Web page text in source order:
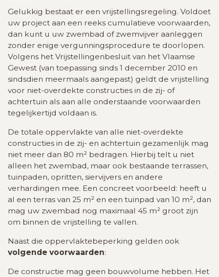
Gelukkig bestaat er een vrijstellingsregeling. Voldoet
uw project aan een reeks cumulatieve voorwaarden,
dan kunt u uw zwembad of zwemvijver aanleggen
zonder enige vergunningsprocedure te doorlopen.
Volgens het Vrijstellingenbesluit van het Vlaamse
Gewest (van toepassing sinds 1 december 2010 en
sindsdien meermaals aangepast) geldt de vrijstelling
voor niet-overdekte constructies in de zij- of
achtertuin als aan alle onderstaande voorwaarden
tegelijkertijd voldaan is.
De totale oppervlakte van alle niet-overdekte
constructies in de zij- en achtertuin gezamenlijk mag
niet meer dan 80 m² bedragen. Hierbij telt u niet
alleen het zwembad, maar ook bestaande terrassen,
tuinpaden, opritten, siervijvers en andere
verhardingen mee. Een concreet voorbeeld: heeft u
al een terras van 25 m² en een tuinpad van 10 m², dan
mag uw zwembad nog maximaal 45 m² groot zijn
om binnen de vrijstelling te vallen.
Naast die oppervlaktebeperking gelden ook
volgende voorwaarden:
De constructie mag geen bouwvolume hebben. Het